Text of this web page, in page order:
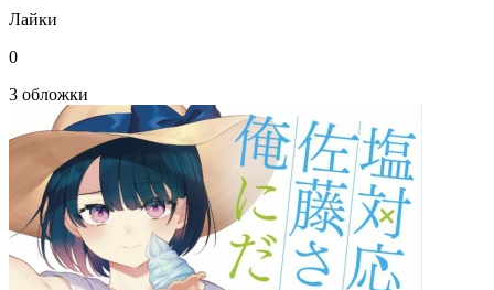
Лайки
0
3 обложки